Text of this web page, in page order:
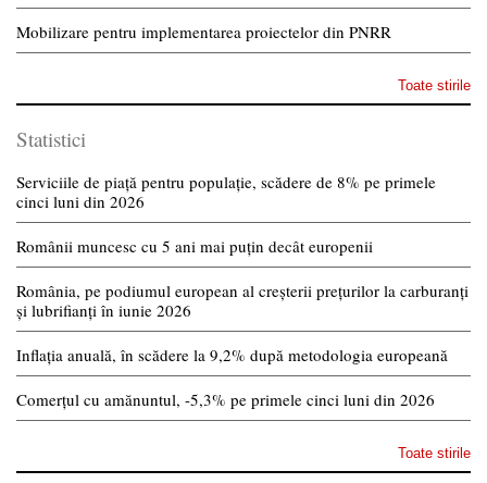
Mobilizare pentru implementarea proiectelor din PNRR
Toate stirile
Statistici
Serviciile de piață pentru populație, scădere de 8% pe primele
cinci luni din 2026
Românii muncesc cu 5 ani mai puțin decât europenii
România, pe podiumul european al creșterii prețurilor la carburanți
și lubrifianți în iunie 2026
Inflația anuală, în scădere la 9,2% după metodologia europeană
Comerțul cu amănuntul, -5,3% pe primele cinci luni din 2026
Toate stirile